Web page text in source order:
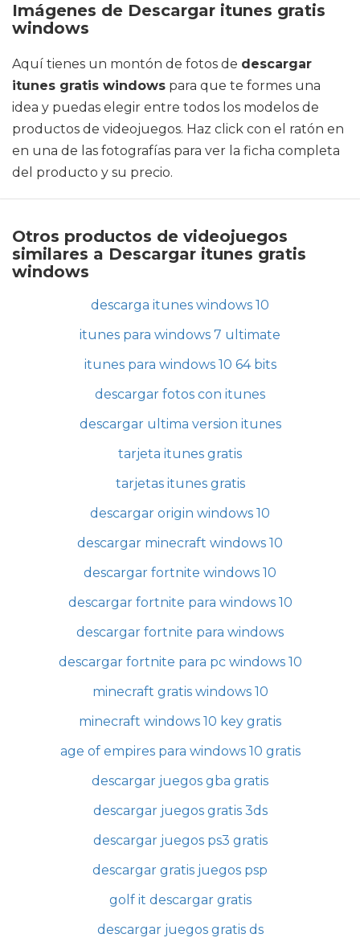
Imágenes de Descargar itunes gratis
windows
Aquí tienes un montón de fotos de descargar
itunes gratis windows para que te formes una
idea y puedas elegir entre todos los modelos de
productos de videojuegos. Haz click con el ratón en
en una de las fotografías para ver la ficha completa
del producto y su precio.
Otros productos de videojuegos
similares a Descargar itunes gratis
windows
descarga itunes windows 10
itunes para windows 7 ultimate
itunes para windows 10 64 bits
descargar fotos con itunes
descargar ultima version itunes
tarjeta itunes gratis
tarjetas itunes gratis
descargar origin windows 10
descargar minecraft windows 10
descargar fortnite windows 10
descargar fortnite para windows 10
descargar fortnite para windows
descargar fortnite para pc windows 10
minecraft gratis windows 10
minecraft windows 10 key gratis
age of empires para windows 10 gratis
descargar juegos gba gratis
descargar juegos gratis 3ds
descargar juegos ps3 gratis
descargar gratis juegos psp
golf it descargar gratis
descargar juegos gratis ds